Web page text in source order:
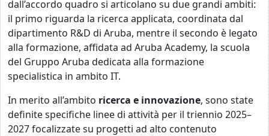
dall’accordo quadro si articolano su due grandi ambiti:
il primo riguarda la ricerca applicata, coordinata dal
dipartimento R&D di Aruba, mentre il secondo è legato
alla formazione, affidata ad Aruba Academy, la scuola
del Gruppo Aruba dedicata alla formazione
specialistica in ambito IT.
In merito all’ambito ricerca e innovazione, sono state
definite specifiche linee di attività per il triennio 2025–
2027 focalizzate su progetti ad alto contenuto